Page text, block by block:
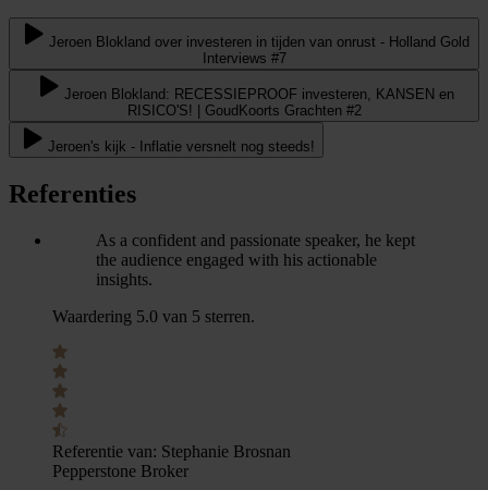
Jeroen Blokland over investeren in tijden van onrust - Holland Gold
Interviews #7
Jeroen Blokland: RECESSIEPROOF investeren, KANSEN en
RISICO'S! | GoudKoorts Grachten #2
Jeroen's kijk - Inflatie versnelt nog steeds!
Referenties
As a confident and passionate speaker, he kept
the audience engaged with his actionable
insights.
Waardering 5.0 van 5 sterren.
Referentie van: Stephanie Brosnan
Pepperstone Broker